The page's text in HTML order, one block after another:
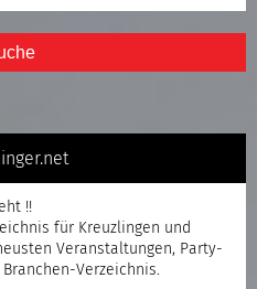
!!
für Kreuzlingen und
Veranstaltungen, Party-
Verzeichnis.